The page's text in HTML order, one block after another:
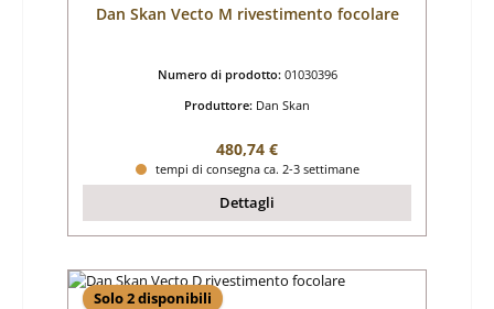
Dan Skan Vecto M rivestimento focolare
Numero di prodotto: 01030396
Produttore: Dan Skan
Prezzo normale:
480,74 €
tempi di consegna ca. 2-3 settimane
Dettagli
Solo 2 disponibili